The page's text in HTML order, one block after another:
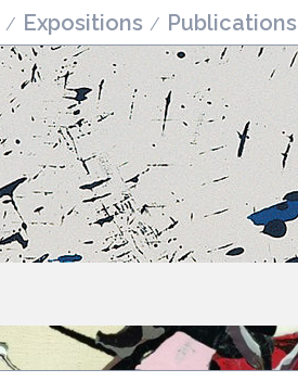
Expositions Publications